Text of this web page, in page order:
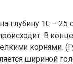
глубину 10 – 25
В
корнями.
шириной